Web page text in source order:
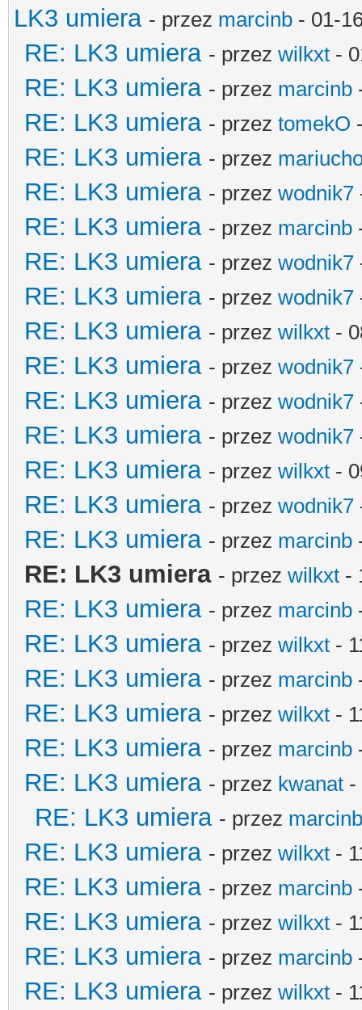
LK3 umiera - przez marcinb - 01-
RE: LK3 umiera - przez wilkxt -
RE: LK3 umiera - przez marcinb
RE: LK3 umiera - przez tomekO
RE: LK3 umiera - przez
RE: LK3 umiera - przez wodnik7
RE: LK3 umiera - przez marcinb
RE: LK3 umiera - przez wodnik7
RE: LK3 umiera - przez wodnik7
RE: LK3 umiera - przez wilkxt -
RE: LK3 umiera - przez wodnik7
RE: LK3 umiera - przez wodnik7
RE: LK3 umiera - przez wodnik7
RE: LK3 umiera - przez wilkxt -
RE: LK3 umiera - przez wodnik7
RE: LK3 umiera - przez marcinb
RE: LK3 umiera - przez wilkxt -
RE: LK3 umiera - przez marcinb
RE: LK3 umiera - przez wilkxt -
RE: LK3 umiera - przez marcinb
RE: LK3 umiera - przez wilkxt -
RE: LK3 umiera - przez marcinb
RE: LK3 umiera - przez kwanat -
RE: LK3 umiera - przez marcinb
RE: LK3 umiera - przez wilkxt -
RE: LK3 umiera - przez marcinb
RE: LK3 umiera - przez wilkxt -
RE: LK3 umiera - przez marcinb
RE: LK3 umiera - przez wilkxt -